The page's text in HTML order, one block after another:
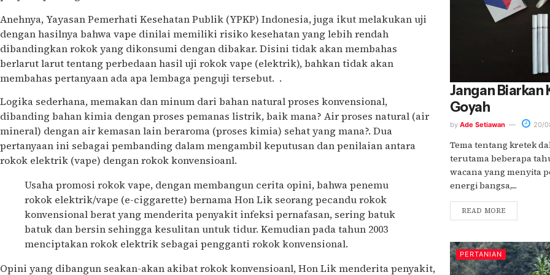
Anehnya, Yayasan Pemerhati Kesehatan Publik (YPKP) Indonesia, juga ikut melakukan uji
dengan hasilnya bahwa vape dinilai memiliki risiko kesehatan yang lebih rendah
dibandingkan rokok yang dikonsumi dengan dibakar. Disini tidak akan membahas
berlarut larut tentang perbedaan hasil uji rokok vape (elektrik), bahkan tidak akan
membahas pertanyaan ada apa lembaga penguji tersebut. .
Logika sederhana, memakan dan minum dari bahan natural proses konvensional,
dibanding bahan kimia dengan proses pemanas listrik, baik mana? Air proses natural (air
mineral) dengan air kemasan lain beraroma (proses kimia) sehat yang mana?. Dua
pertanyaan ini sebagai pembanding dalam mengambil keputusan dan penilaian antara
rokok elektrik (vape) dengan rokok konvensioanl.
Usaha promosi rokok vape, dengan membangun cerita opini, bahwa penemu
rokok elektrik/vape (e-ciggarette) bernama Hon Lik seorang pecandu rokok
konvensional berat yang menderita penyakit infeksi pernafasan, sering batuk
batuk dan bersin sehingga kesulitan untuk tidur. Kemudian pada tahun 2003
menciptakan rokok elektrik sebagai pengganti rokok konvensional.
Opini yang dibangun seakan-akan akibat rokok konvensioanl, Hon Lik menderita penyakit,
Jangan
Goyah
by Ade Setiawan 20/
Tema tentang kretek
terutama beberapa
wacana yang menyita
energi bangsa,....
READ MORE
PERTANIAN